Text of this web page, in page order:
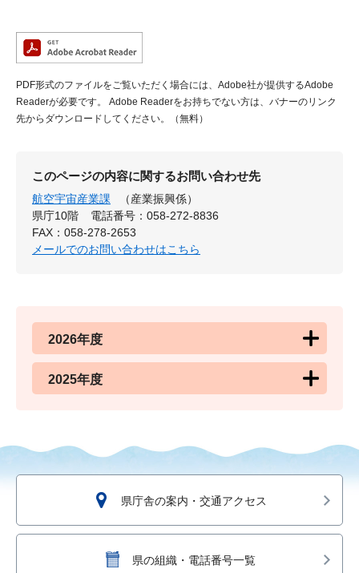
PDF形式のファイルをご覧いただく場合には、Adobe社が提供するAdobe
Readerが必要です。
Adobe Readerをお持ちでない方は、バナーのリンク
先からダウンロードしてください。（無料）
このページの内容に関するお問い合わせ先
航空宇宙産業課
（産業振興係）
県庁10階
電話番号：058-272-8836
FAX：058-278-2653
メールでのお問い合わせはこちら
2026年度
2025年度
県庁舎の案内・交通アクセス
県の組織・電話番号一覧